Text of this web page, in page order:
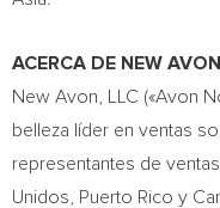
ACERCA DE NEW AVON
New Avon , LLC («Avon
belleza líder en ventas
representantes de
Unidos,
Puerto Rico y